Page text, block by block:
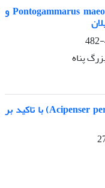
مطالعه غلظت فلزات سنگین در گونه Pontogammarus maeoticus و
پناه
تکامل مراحل لاروی تاسماهی ایرانی (Acipenser persicus) با تاکید بر